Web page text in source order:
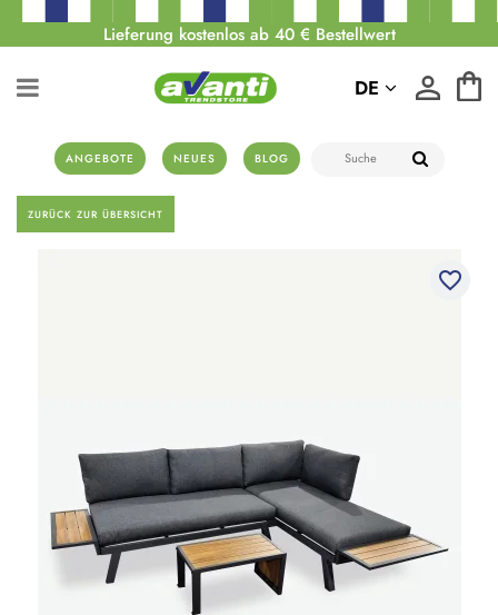
Lieferung kostenlos ab 40 € Bestellwert
ANGEBOTE NEUES BLOG
DE
ZURÜCK ZUR ÜBERSICHT
favorite_border